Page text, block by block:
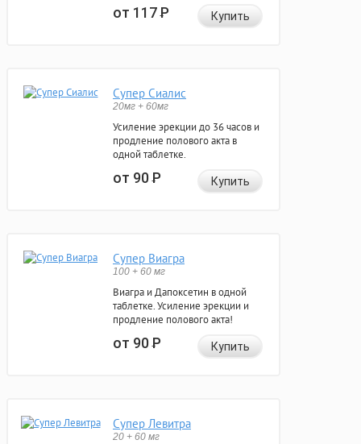
от 117Р Купить
Супер Сиалис
20мг + 60мг
Усиление эрекции до 36 часов и
продление полового акта в
одной таблетке.
от 90Р Купить
Супер Виагра
100 + 60 мг
Виагра и Дапоксетин в одной
таблетке. Усиление эрекции и
продление полового акта!
от 90Р Купить
Супер Левитра
20 + 60 мг